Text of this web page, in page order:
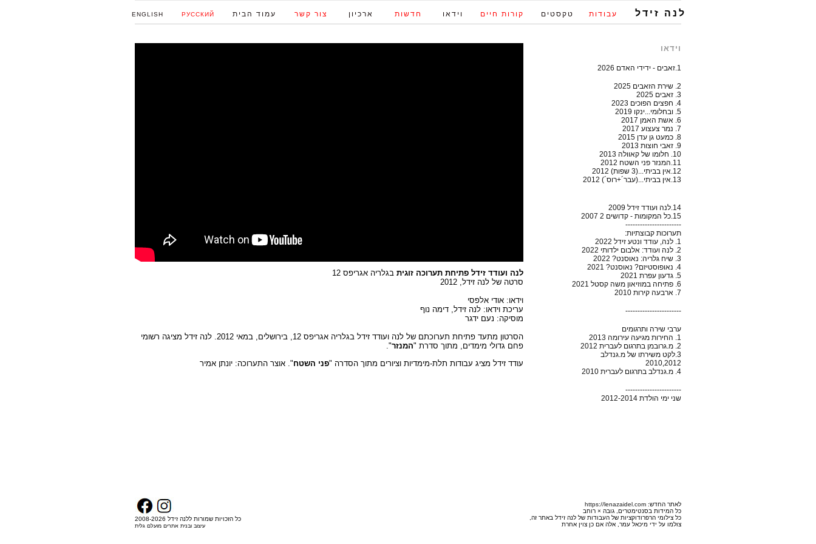
ENGLISH РУССКИЙ עמוד הבית צור קשר ארכיון חדשות וידאו קורות חיים טקסטים עבודות לנה זידל
לנה ועודד זידל פתיחת תערוכה זוגית בגלריה אגריפס 12
סרטה של לנה זידל, 2012
וידאו: אודי אלפסי
עריכת וידאו: לנה זידל, דימה נוף
מוסיקה: נעם ידגר
הסרטון מתעד פתיחת תערוכתם של לנה ועודד זידל בגלריה אגריפס 12, בירושלים, במאי 2012. לנה זידל מציגה רשומי
פחם גדולי מימדים, מתוך סדרת "המנזר".
עודד זידל מציג עבודות תלת-מימדיות וציורים מתוך הסדרה "פני השטח". אוצר התערוכה: יונתן אמיר
וידאו
1.זאבים - ידידי האדם 2026
2. שירת הזאבים 2025
3. זאבים 2025
4. חפצים הפוכים 2023
5. ובחלומי...ינקו 2019
6. אשת האמן 2017
7. נמר צעצוע 2017
8. כמעט גן עדן 2015
9. זאבי חוצות 2013
10. חלומו של קאוולה 2013
11.המנזר פני השטח 2012
12.אין בביתי...(3 שפות) 2012
13.אין בביתי...(עבר´+רוס´) 2012
14.לנה ועודד זידל 2009
15.כל המקומות - קדושים 2 2007
-----------------------
תערוכות קבוצתיות:
1. לנה, עודד ונטע זידל 2022
2. לנה ועודד: אלבום ילדותי 2022
3. שיח גלריה: נאוסנט? 2022
4. נאופוסטיזם? נאוסנט? 2021
5. גדעון עפרת 2021
6. פתיחה במוזיאון משה קסטל 2021
7. ארבעה קירות 2010
-----------------------
ערבי שירה ותרגומים
1. החירות מגיעה עירומה 2013
2. מ.גרובמן בתרגום לעברית 2012
3.לקט משירתו של מ.גנדלב
2010,2012
4. מ.גנדלב בתרגום לעברית 2010
-----------------------
שני ימי הולדת 2012-2014
כל הזכויות שמורות ללנה זידל 2008-2026
עיצוב ובנית אתרים מועלם גלית
לאתר החדש:
https://lenazaidel.com
כל המידות בסנטימטרים, גובה × רוחב
כל צילומי הרפרודוקציות של העבודות של לנה זידל באתר זה,
צולמו על ידי מיכאל עמר, אלה אם כן צוין אחרת